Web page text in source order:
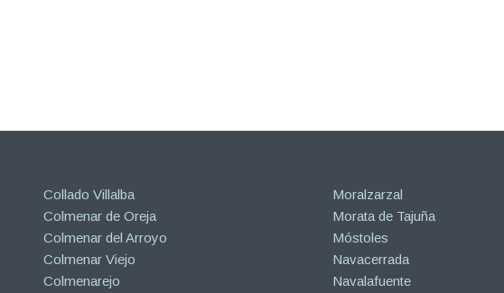
Collado Villalba
Colmenar de Oreja
Colmenar del Arroyo
Colmenar Viejo
Colmenarejo
Moralzarzal
Morata de Tajuña
Móstoles
Navacerrada
Navalafuente